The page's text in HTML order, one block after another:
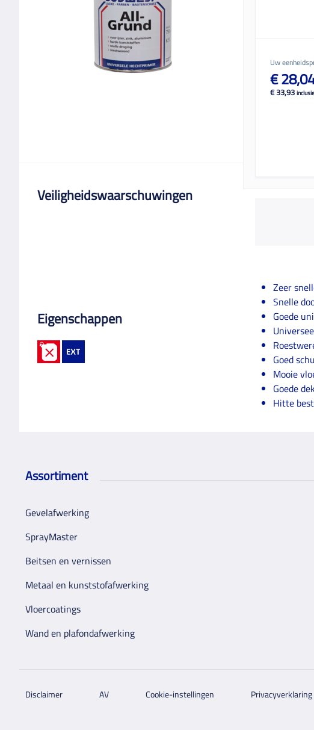
Veiligheidswaarschuwingen
Eigenschappen
Uw
€ 33,93
€
Zeer
Snelle
Goede
Goed
Mooie
Goede
Hitte
Assortiment
Gevelafwerking
SprayMaster
Beitsen en vernissen
Metaal en kunststofafwerking
Vloercoatings
Wand en plafondafwerking
Disclaimer AV Cookie-instellingen Privacyverklaring